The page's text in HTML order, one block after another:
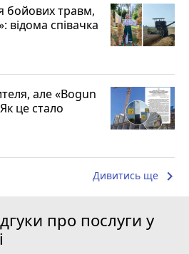
бойових травм,
відома співачка
але «Bogun
це стало
Дивитись ще keyboard_arrow_right
про послуги у